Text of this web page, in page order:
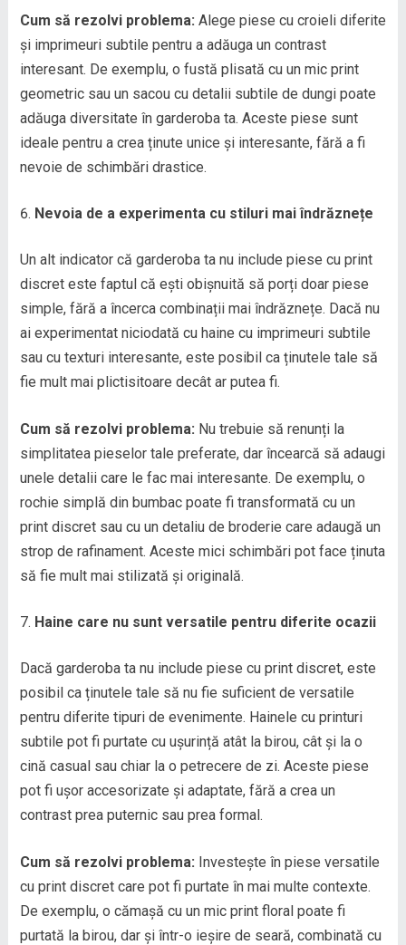
Cum să rezolvi problema: Alege piese cu croieli diferite
și imprimeuri subtile pentru a adăuga un contrast
interesant. De exemplu, o fustă plisată cu un mic print
geometric sau un sacou cu detalii subtile de dungi poate
adăuga diversitate în garderoba ta. Aceste piese sunt
ideale pentru a crea ținute unice și interesante, fără a fi
nevoie de schimbări drastice.
Nevoia de a experimenta cu stiluri mai îndrăznețe
Un alt indicator că garderoba ta nu include piese cu print
discret este faptul că ești obișnuită să porți doar piese
simple, fără a încerca combinații mai îndrăznețe. Dacă nu
ai experimentat niciodată cu haine cu imprimeuri subtile
sau cu texturi interesante, este posibil ca ținutele tale să
fie mult mai plictisitoare decât ar putea fi.
Cum să rezolvi problema: Nu trebuie să renunți la
simplitatea pieselor tale preferate, dar încearcă să adaugi
unele detalii care le fac mai interesante. De exemplu, o
rochie simplă din bumbac poate fi transformată cu un
print discret sau cu un detaliu de broderie care adaugă un
strop de rafinament. Aceste mici schimbări pot face ținuta
să fie mult mai stilizată și originală.
Haine care nu sunt versatile pentru diferite ocazii
Dacă garderoba ta nu include piese cu print discret, este
posibil ca ținutele tale să nu fie suficient de versatile
pentru diferite tipuri de evenimente. Hainele cu printuri
subtile pot fi purtate cu ușurință atât la birou, cât și la o
cină casual sau chiar la o petrecere de zi. Aceste piese
pot fi ușor accesorizate și adaptate, fără a crea un
contrast prea puternic sau prea formal.
Cum să rezolvi problema: Investește în piese versatile
cu print discret care pot fi purtate în mai multe contexte.
De exemplu, o cămașă cu un mic print floral poate fi
purtată la birou, dar și într-o ieșire de seară, combinată cu